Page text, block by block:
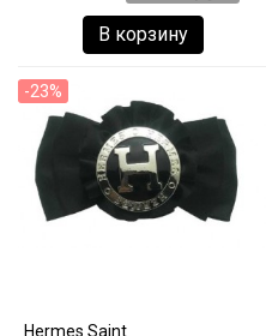
В корзину
-23%
Hermes Saint